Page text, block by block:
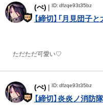
(ぺ) | ID: dfzqe93t35bz
【締切】「月見団子
ただただ可愛い♡
(ぺ) | ID: dfzqe93t35bz
【締切】炎炎ノ消